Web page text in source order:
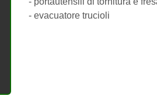
- evacuatore trucioli